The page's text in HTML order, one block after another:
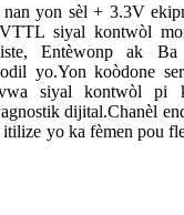
yon sèl + 3.3V
siyal kontwòl
Entèwonp ak
yo.Yon koòdone
siyal kontwòl pi
dijital.Chanèl
yo ka fèmen pou